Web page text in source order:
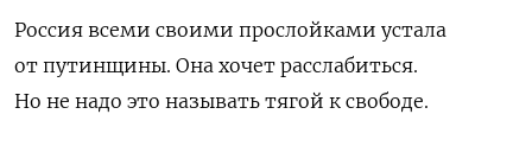
Россия всеми своими прослойками устала
от путинщины. Она хочет расслабиться.
Но не надо это называть тягой к свободе.